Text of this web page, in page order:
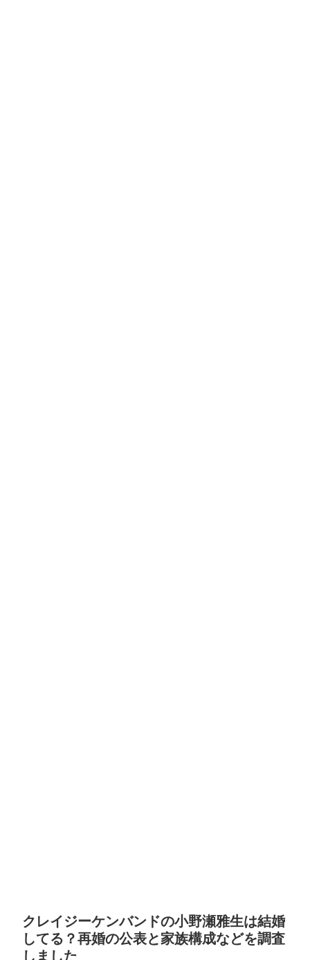
クレイジーケンバンドの小野瀬雅生は結婚
してる？再婚の公表と家族構成などを調査
しました